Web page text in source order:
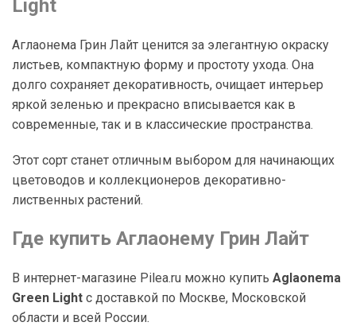
Light
Аглаонема Грин Лайт ценится за элегантную окраску
листьев, компактную форму и простоту ухода. Она
долго сохраняет декоративность, очищает интерьер
яркой зеленью и прекрасно вписывается как в
современные, так и в классические пространства.
Этот сорт станет отличным выбором для начинающих
цветоводов и коллекционеров декоративно-
лиственных растений.
Где купить Аглаонему Грин Лайт
В интернет-магазине Pilea.ru можно купить Aglaonema
Green Light с доставкой по Москве, Московской
области и всей России.